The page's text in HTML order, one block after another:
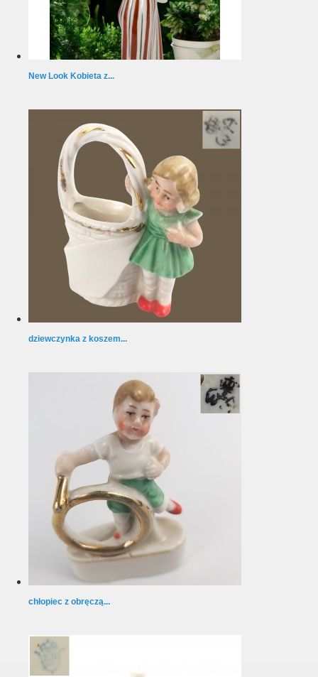
New Look Kobieta z...
dziewczynka z koszem...
chłopiec z obręczą...